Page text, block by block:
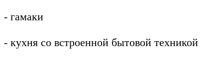
- гамаки
- кухня со встроенной бытовой техникой